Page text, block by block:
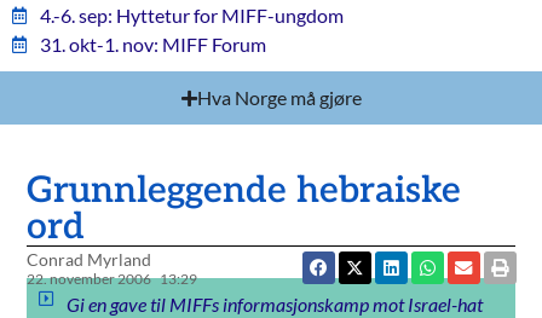
4.-6. sep: Hyttetur for MIFF-ungdom
31. okt-1. nov: MIFF Forum
Hva Norge må gjøre
Grunnleggende hebraiske
ord
Conrad Myrland
22. november 2006 13:29
Gi en gave til MIFFs informasjonskamp mot Israel-hat